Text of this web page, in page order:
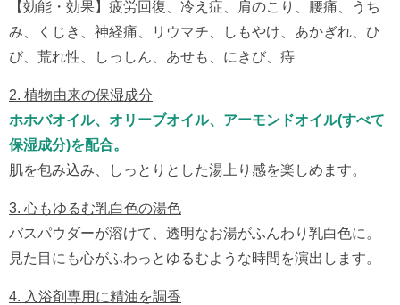
【効能・効果】疲労回復、冷え症、肩のこり、腰痛、うち
み、くじき、神経痛、リウマチ、しもやけ、あかぎれ、ひ
び、荒れ性、しっしん、あせも、にきび、痔
2. 植物由来の保湿成分
ホホバオイル、オリーブオイル、アーモンドオイル(すべて
保湿成分)を配合。
肌を包み込み、しっとりとした湯上り感を楽しめます。
3. 心もゆるむ乳白色の湯色
バスパウダーが溶けて、透明なお湯がふんわり乳白色に。
見た目にも心がふわっとゆるむような時間を演出します。
4. 入浴剤専用に精油を調香